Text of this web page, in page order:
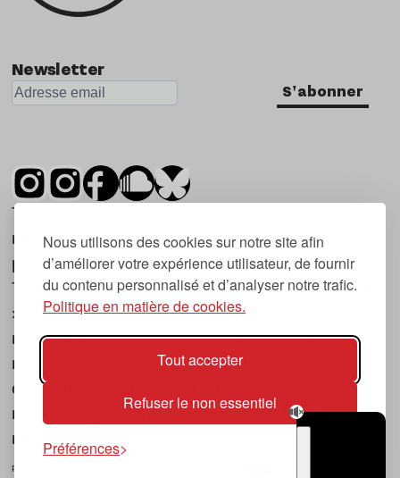
Nous utilisons des cookies sur notre site afin
d’améliorer votre expérience utilisateur, de fournir
du contenu personnalisé et d’analyser notre trafic.
Politique en matière de cookies.
Tout accepter
Refuser le non essentiel
Préférences
Newsletter
S'abonner
Tsugi est un mensuel indépendant sur la
musique et les nouvelles tendances, dont la
première parution date de 2007.
Tsugi en japonais signifie « prochain », « suivant
», ce qui correspond à la thématique du
magazine, à l’affût des nouvelles tendances
musicales, qu’elles viennent de la musique
électronique, du rock ou du hip hop, et des
nouveaux phénomènes de société liés à la
musique.
POLITIQUE DE COOKIES (UE)